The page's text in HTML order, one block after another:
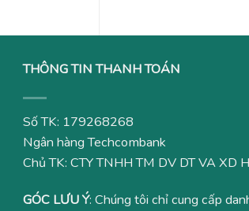
THÔNG TIN THANH TOÁN
Số TK: 179268268
Ngân hàng Techcombank
Chủ TK: CTY TNHH TM DV DT VA XD
GÓC LƯU Ý: Chúng tôi chỉ cung cấp